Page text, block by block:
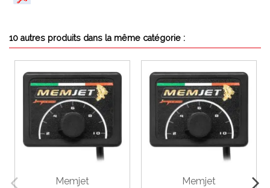
10 autres produits dans la même catégorie :
Memjet Memjet